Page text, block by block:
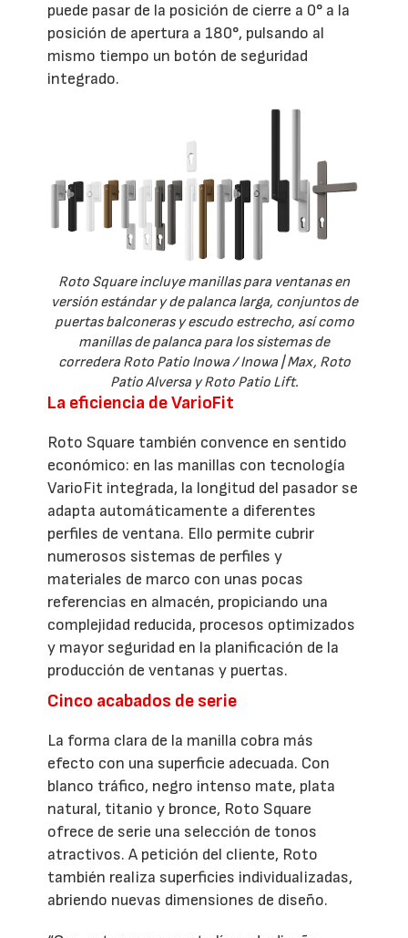
puede pasar de la posición de cierre a 0° a la
posición de apertura a 180°, pulsando al
mismo tiempo un botón de seguridad
integrado.
Roto Square incluye manillas para ventanas en
versión estándar y de palanca larga, conjuntos de
puertas balconeras y escudo estrecho, así como
manillas de palanca para los sistemas de
corredera Roto Patio Inowa / Inowa | Max, Roto
Patio Alversa y Roto Patio Lift.
La eficiencia de VarioFit
Roto Square también convence en sentido
económico: en las manillas con tecnología
VarioFit integrada, la longitud del pasador se
adapta automáticamente a diferentes
perfiles de ventana. Ello permite cubrir
numerosos sistemas de perfiles y
materiales de marco con unas pocas
referencias en almacén, propiciando una
complejidad reducida, procesos optimizados
y mayor seguridad en la planificación de la
producción de ventanas y puertas.
Cinco acabados de serie
La forma clara de la manilla cobra más
efecto con una superficie adecuada. Con
blanco tráfico, negro intenso mate, plata
natural, titanio y bronce, Roto Square
ofrece de serie una selección de tonos
atractivos. A petición del cliente, Roto
también realiza superficies individualizadas,
abriendo nuevas dimensiones de diseño.